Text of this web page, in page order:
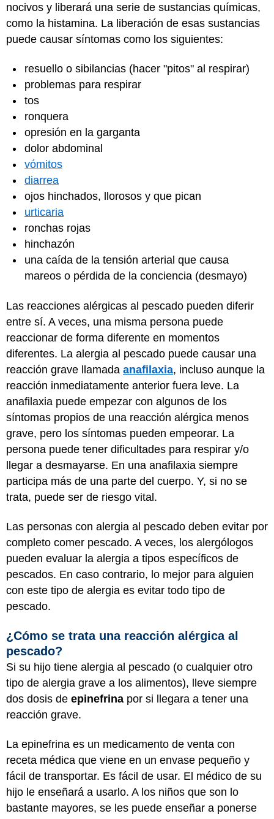
nocivos y liberará una serie de sustancias químicas,
como la histamina. La liberación de esas sustancias
puede causar síntomas como los siguientes:
resuello o sibilancias (hacer "pitos" al respirar)
problemas para respirar
tos
ronquera
opresión en la garganta
dolor abdominal
vómitos
diarrea
ojos hinchados, llorosos y que pican
urticaria
ronchas rojas
hinchazón
una caída de la tensión arterial que causa
mareos o pérdida de la conciencia (desmayo)
Las reacciones alérgicas al pescado pueden diferir
entre sí. A veces, una misma persona puede
reaccionar de forma diferente en momentos
diferentes. La alergia al pescado puede causar una
reacción grave llamada anafilaxia, incluso aunque la
reacción inmediatamente anterior fuera leve. La
anafilaxia puede empezar con algunos de los
síntomas propios de una reacción alérgica menos
grave, pero los síntomas pueden empeorar. La
persona puede tener dificultades para respirar y/o
llegar a desmayarse. En una anafilaxia siempre
participa más de una parte del cuerpo. Y, si no se
trata, puede ser de riesgo vital.
Las personas con alergia al pescado deben evitar por
completo comer pescado. A veces, los alergólogos
pueden evaluar la alergia a tipos específicos de
pescados. En caso contrario, lo mejor para alguien
con este tipo de alergia es evitar todo tipo de
pescado.
¿Cómo se trata una reacción alérgica al
pescado?
Si su hijo tiene alergia al pescado (o cualquier otro
tipo de alergia grave a los alimentos), lleve siempre
dos dosis de epinefrina por si llegara a tener una
reacción grave.
La epinefrina es un medicamento de venta con
receta médica que viene en un envase pequeño y
fácil de transportar. Es fácil de usar. El médico de su
hijo le enseñará a usarlo. A los niños que son lo
bastante mayores, se les puede enseñar a ponerse